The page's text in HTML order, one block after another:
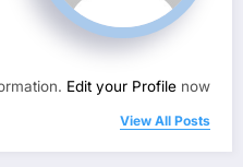
Edit your Profile now.
View All Posts